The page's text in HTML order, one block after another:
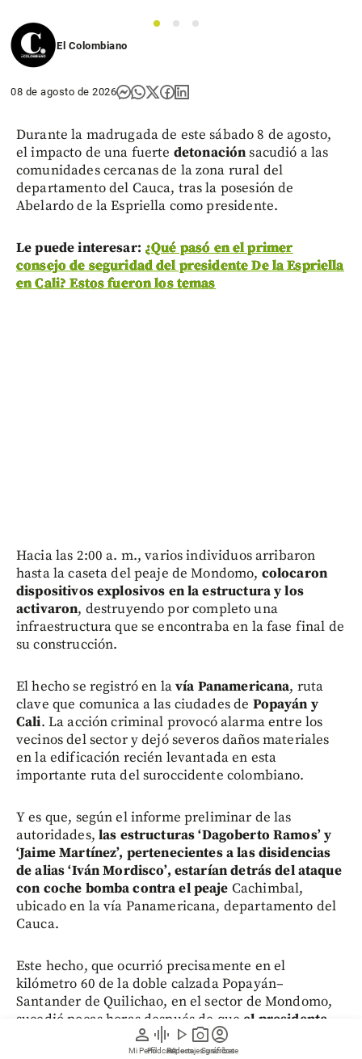
person
Mi Perfil
graphic_eq
Pódcast
play_arrow
Videos
photo_camera
Reportajes gráficos
account_circle
Suscríbete
1 2
3
El Colombiano
08 de agosto de 2026
Durante la madrugada de este sábado 8 de agosto,
el impacto de una fuerte detonaciónsacudió a las
comunidades cercanas de la zona rural del
departamento del Cauca, tras la posesión de
Abelardo de la Espriella como presidente.
Le puede interesar: ¿Qué pasó en el primer
consejo de seguridad del presidente De la Espriella
en Cali? Estos fueron los temas
Hacia las 2:00 a. m., varios individuos arribaron
hasta la caseta del peaje de Mondomo, colocaron
dispositivos explosivos en la estructura y los
activaron, destruyendo por completo una
infraestructura que se encontraba en la fase final de
su construcción.
El hecho se registró en lavía Panamericana, ruta
clave que comunica a las ciudades de Popayán y
Cali. La acción criminal provocó alarma entre los
vecinos del sector y dejó severos daños materiales
en la edificación recién levantada en esta
importante ruta del suroccidente colombiano.
Y es que, según el informe preliminar de las
autoridades, las estructuras ‘Dagoberto Ramos’ y
‘Jaime Martínez’, pertenecientes a las disidencias
de alias ‘Iván Mordisco’, estarían detrás del ataque
con coche bomba contra el peaje Cachimbal,
ubicado en la vía Panamericana, departamento del
Cauca.
Este hecho, que ocurrió precisamente en el
kilómetro 60 de la doble calzada Popayán–
Santander de Quilichao, en el sector de Mondomo,
sucedió pocas horas después de que el presidente
Abelardo De La Espriella ordenara a la Fuerza
Pública “combatir a todas las estructuras